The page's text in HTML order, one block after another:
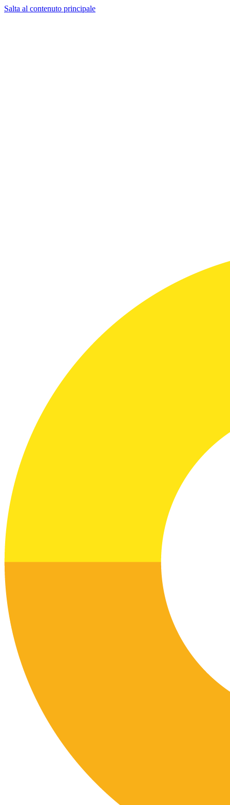
Salta al contenuto principale